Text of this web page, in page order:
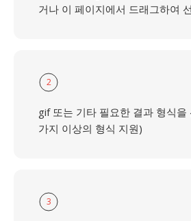
거나 이 페이지에서 드래그하여
2
gif 또는 기타 필요한 결과 형식
가지 이상의 형식 지원)
3